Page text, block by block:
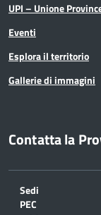
UPI – Unione
Eventi
Esplora il territorio
Gallerie di immagini
Contatta la
Sedi
PEC